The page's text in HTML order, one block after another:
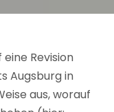
Revision
Augsburg in
aus, worauf